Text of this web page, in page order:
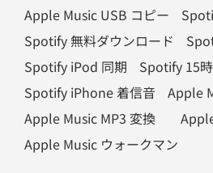
Apple Music USB コピー
Spotify 無料ダウンロード
Spotify iPod 同期
Spotify 15
Spotify iPhone 着信音
Apple
Apple Music MP3 変換
Apple Music ウォークマン